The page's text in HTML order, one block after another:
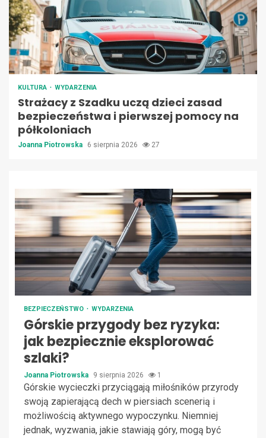
KULTURA WYDARZENIA
Strażacy z Szadku uczą dzieci zasad
bezpieczeństwa i pierwszej pomocy na
półkoloniach
Joanna Piotrowska 6 sierpnia 2026 27
BEZPIECZEŃSTWO WYDARZENIA
Górskie przygody bez ryzyka:
jak bezpiecznie eksplorować
szlaki?
Joanna Piotrowska 9 sierpnia 2026 1
Górskie wycieczki przyciągają miłośników przyrody
swoją zapierającą dech w piersiach scenerią i
możliwością aktywnego wypoczynku. Niemniej
jednak, wyzwania, jakie stawiają góry, mogą być